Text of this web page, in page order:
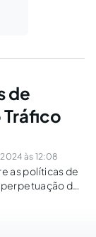
de
às 12:08
as políticas de
da